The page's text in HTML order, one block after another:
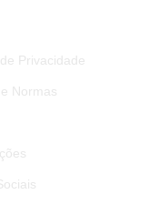
Privacidade
Normas